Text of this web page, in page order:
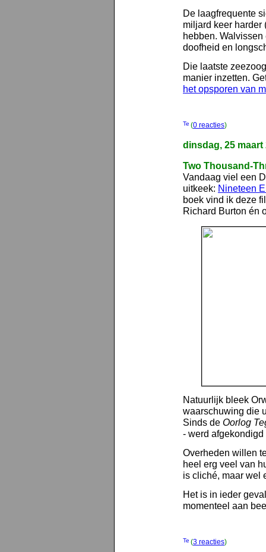
De laagfrequente
miljard keer harder
hebben.
doofheid en
Die laatste
manier inzetten.
het opsporen van
(0 reacties)
dinsdag, 25 maart
Two Thousand-
Vandaag viel een
uitkeek: Nineteen
boek vind ik deze
Richard Burton én
Natuurlijk bleek
waarschuwing die
Sinds de Oorlog
- werd
Overheden willen
heel erg veel van
is cliché, maar wel
Het is in ieder
momenteel aan
(3 reacties)